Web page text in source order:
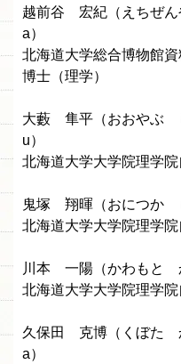
越前谷 宏紀（えちぜ
a）
北海道大学総合博物館
博士（理学）
大藪 隼平（おおやぶ
u）
北海道大学大学院理学
鬼塚 翔暉（おにつか
北海道大学大学院理学
川本 一陽（かわもと
北海道大学大学院理学
久保田 克博（くぼた
a）